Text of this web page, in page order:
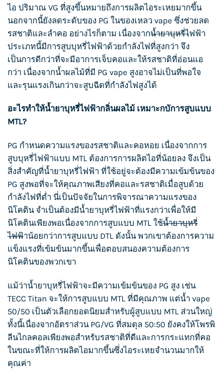
ไอ ปริมาณ VG ที่สูงขึ้นหมายถึงการผลิตไอระเหยมากขึ้น
นอกจากนี้ยังลดระดับของ PG ในของเหลว vape ซึ่งช่วยลด
รสชาติและลำคอ อย่างไรก็ตาม เนื่องจากน้ำยาบุหรี่ไฟฟ้า
ประเภทนี้มีการสูบบุหรี่ไฟฟ้าด้วยกำลังไฟที่สูงกว่า จึง
เป็นการดีกว่าที่จะมีอาการเจ็บคอและให้รสชาติที่อ่อนแอ
กว่า เนื่องจากน้ำผลไม้ที่มี PG vape สูงอาจไม่เป็นที่พอใจ
และรุนแรงเกินกว่าจะสูบฉีดที่กำลังไฟสูงได้
อะไรทำให้น้ำยาบุหรี่ไฟฟ้ากลิ่นผลไม้ เหมาะกบัการสูบแบบ
MTL?
PG กำหนดความแรงของรสชาติและคอหอย เนื่องจากการ
สูบบุหรี่ไฟฟ้าแบบ MTL ต้องการการผลิตไอที่น้อยลง จึงเป็น
สิ่งสำคัญที่น้ำยาบุหรี่ไฟฟ้า ที่ใช้อยู่จะต้องมีความเข้มข้นของ
PG สูงพอที่จะให้คุณภาพเสียงที่คอและรสชาติเมื่อสูบด้วย
กำลังไฟที่ต่ำ นี่เป็นปัจจัยในการพิจารณาความแรงของ
นิโคติน จำเป็นต้องมีน้ำยาบุหรี่ไฟฟ้าที่แรงกว่าเพื่อให้มี
นิโคตินเพียงพอเนื่องจากการสูบแบบ MTL ใช้น้ำยาบุหรี่
ไฟฟ้าน้อยกว่าการสูบแบบ DTL ดังนั้น พวกเขาต้องการความ
แข็งแรงที่เข้มข้นมากขึ้นเพื่อตอบสนองความต้องการ
นิโคตินของพวกเขา
แม้ว่าน้ำยาบุหรี่ไฟฟ้าจะมีความเข้มข้นของ PG สูง เช่น
TECC Titan จะให้การสูบแบบ MTL ที่มีคุณภาพ แต่น้ำ vape
50/50 เป็นตัวเลือกยอดนิยมสำหรับผู้สูบแบบ MTL ส่วนใหญ่
ทั้งนี้เนื่องจากอัตราส่วน PG/VG ที่สมดุล 50:50 ยังคงให้โพรพิ
ลีนไกลคอลเพียงพอสำหรับรสชาติที่ดีและการกระแทกที่คอ
ในขณะที่ให้การผลิตไอมากขึ้นซึ่งไอระเหยจำนวนมากให้
คุณค่า